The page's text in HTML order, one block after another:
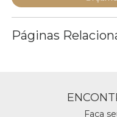
Páginas
Faça